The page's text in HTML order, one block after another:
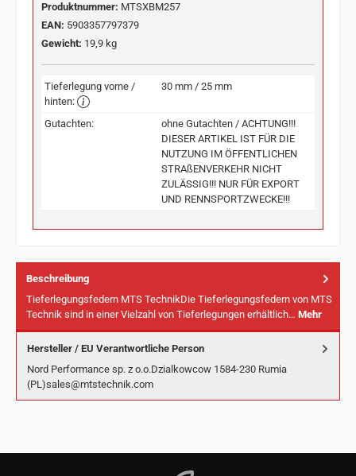
Produktnummer: MTSXBM257
EAN: 5903357797379
Gewicht: 19,9 kg
Tieferlegung vorne /
hinten:
30 mm / 25 mm
Gutachten:
ohne Gutachten / ACHTUNG!!!
DIESER ARTIKEL IST FÜR DIE
NUTZUNG IM ÖFFENTLICHEN
STRAßENVERKEHR NICHT
ZULÄSSIG!!! NUR FÜR EXPORT
UND RENNSPORTZWECKE!!!
Beschreibung
Tieferlegungsfedern MTS TechnikDie Tieferlegungsfedern von MTS
Technik sind in einer Vielzahl von Tieferlegungen erhältlich… Mehr
Hersteller / EU Verantwortliche Person
Nord Performance sp. z o.o.Dzialkowcow 1584-230 Rumia
(PL)sales@mtstechnik.com